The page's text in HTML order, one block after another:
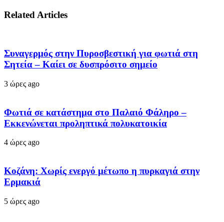
Related Articles
Συναγερμός στην Πυροσβεστική για φωτιά στη
Σητεία – Καίει σε δυσπρόσιτο σημείο
3 ώρες ago
Φωτιά σε κατάστημα στο Παλαιό Φάληρο –
Εκκενώνεται προληπτικά πολυκατοικία
4 ώρες ago
Κοζάνη: Χωρίς ενεργό μέτωπο η πυρκαγιά στην
Ερμακιά
5 ώρες ago